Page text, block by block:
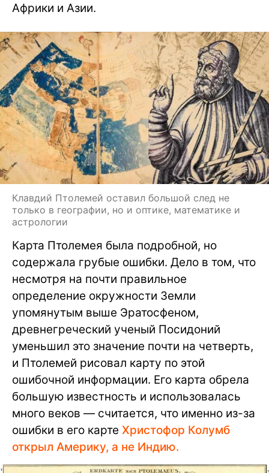
Африки и Азии.
Клавдий Птолемей оставил большой след не
только в географии, но и оптике, математике и
астрологии
Карта Птолемея была подробной, но
содержала грубые ошибки. Дело в том, что
несмотря на почти правильное
определение окружности Земли
упомянутым выше Эратосфеном,
древнегреческий ученый Посидоний
уменьшил это значение почти на четверть,
и Птолемей рисовал карту по этой
ошибочной информации. Его карта обрела
большую известность и использовалась
много веков — считается, что именно из-за
ошибки в его карте Христофор Колумб
открыл Америку, а не Индию.